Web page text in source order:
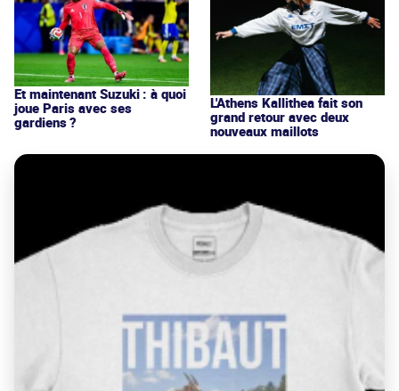
Et maintenant Suzuki : à quoi
joue Paris avec ses
gardiens ?
L'Athens Kallithea fait son
grand retour avec deux
nouveaux maillots